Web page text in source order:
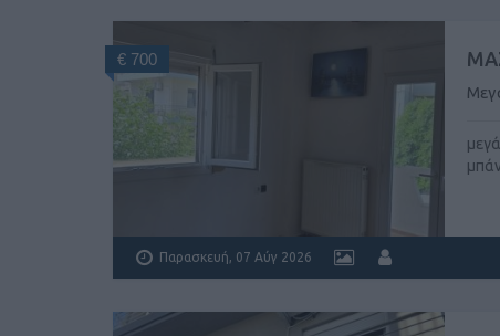
€ 700
Παρασκευή, 07 Αύγ 2026